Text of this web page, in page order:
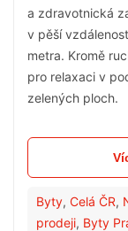
a zdravotnická
v pěší
metra. Kromě
pro relaxaci v
zelených ploch.
Byty, Celá ČR,
prodeji, Byty